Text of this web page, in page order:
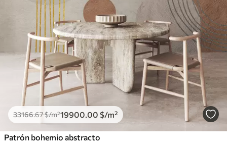
33166.67$/m²19900 .00 $/m²
Patrón bohemio abstracto